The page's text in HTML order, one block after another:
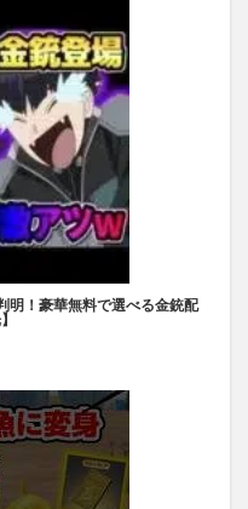
明！豪華無料で選べる金銃配